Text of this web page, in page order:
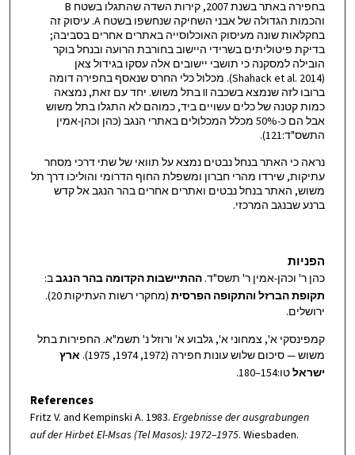
בחפירה באתר בשנת 2007, קירות השדה שהתגלו בשטח B
והכמות הגדולה של אבני השחיקה שנחשפו בשטח A. עיסוק זה
בחקלאות שונה מעיסוק האוכלוסייה באתרים אחרים בסביבה;
בדיקת פיטוליתים בשרידי היישוב בחורבת הרועה ובנחל בוקר
הובילה למסקנה כי תושבי יישובים אלה עסקו בגידול צאן
(Shahack et al. 2014). מכלול כלי החרס שנאסף בחפירה דומה
ברובו לזה שנמצא בשכבה II בתל משוש. יחד עם זאת, נמצאה
כמות קטנה של כלים עשויים ביד, כמוהם לא התגלו בתל משוש
אבל הם כ-50% מכלל המכלולים באתרי הנגב (כהן וכהן-אמין
התשס"ד:121).
נראה כי האתר בנחל נבטים נמצא על תוואי של שתי דרכי מסחר
עתיקות, שירדו מהרי חברון ומשפלת החוף הדרומי והוליכו דרך תל
משוש, האתר בנחל נבטים ואתרים אחרים בהר הנגב אל קדש
ברנע שבנגב המרכזי.
הפניות
כהן ר' וכהן-אמין ר' תשס"ד.ההתיישבות הקדומה בהר הנגבב:
תקופת הברזל והתקופה הפרסית
(מחקרי רשות העתיקות 20).
ירושלים.
קמפינסקי א', צמחוני א', גלבוע א' ורוזל נ' תשמ"א. החפירות בתל
משוש — סיכום שלוש עונות חפירה (1972, 1974, 1975).
ארץ
ישראלטו:154–180.
References
Fritz V. and Kempinski A. 1983. Ergebnisse der ausgrabungen
auf der Hirbet El-Msas (Tel Masos): 1972–1975. Wiesbaden.